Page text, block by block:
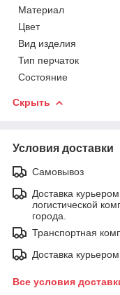
Материал
Цвет
Вид изделия
Тип перчаток
Состояние
Скрыть
Условия доставки
Самовывоз
Доставка
логистической
города.
Транспортная
Доставка курьером
Все условия